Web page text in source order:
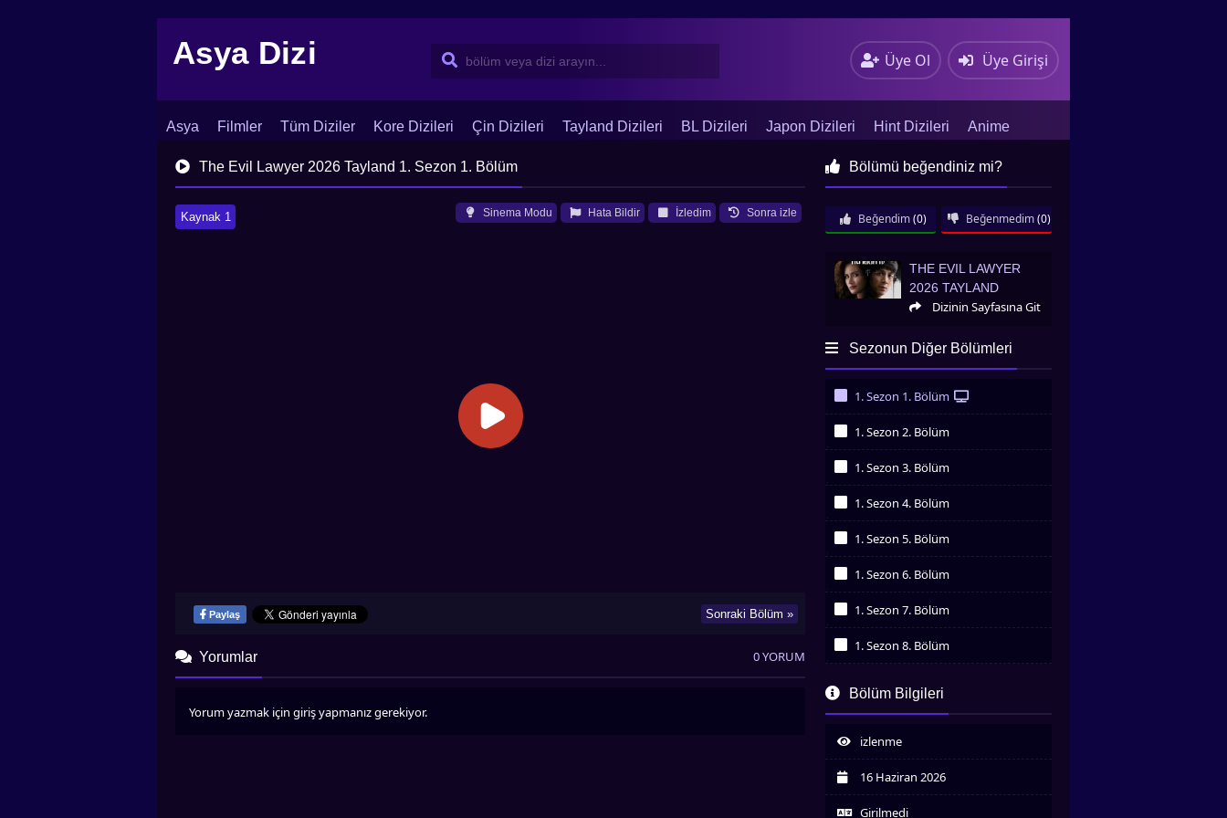
Asya Dizi Üye Ol Üye Girişi
Asya Filmler Tüm Diziler Kore Dizileri Çin Dizileri Tayland Dizileri BL Dizileri Japon Dizileri Hint Dizileri Anime
İletişim Blog Dizi Arşivi
The Evil Lawyer 2026 Tayland 1. Sezon 1. Bölüm
Kaynak 1 Sonra izle
İzledim
Hata Bildir
Sinema Modu
Paylaş Sonraki Bölüm »
Bölümü beğendiniz mi?
Beğendim (0) Beğenmedim (0)
The Evil Lawyer 2026 Tayland
THE EVIL LAWYER
2026 TAYLAND
Dizinin Sayfasına Git
Sezonun Diğer Bölümleri
1. Sezon 1. Bölüm
1. Sezon 2. Bölüm
1. Sezon 3. Bölüm
1. Sezon 4. Bölüm
1. Sezon 5. Bölüm
1. Sezon 6. Bölüm
1. Sezon 7. Bölüm
1. Sezon 8. Bölüm
Bölüm Bilgileri
izlenme
16 Haziran 2026
Girilmedi
Yorumlar 0 YORUM
Yorum yazmak için giriş yapmanız gerekiyor.